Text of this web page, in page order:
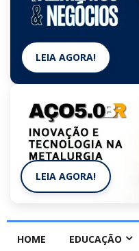
LEIA AGORA!
LEIA AGORA!
HOME EDUCAÇÃO